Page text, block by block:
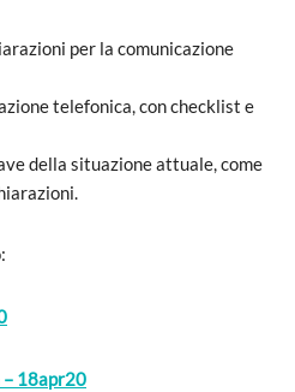
per la comunicazione
telefonica, con checklist e
della situazione attuale, come
– 18apr20